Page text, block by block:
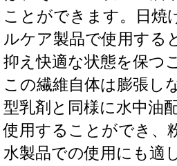
ことができます。日焼
ルケア製品で使用する
抑え快適な状態を保つ
この繊維自体は膨張し
型乳剤と同様に水中油
使用することができ、
水製品での使用にも適